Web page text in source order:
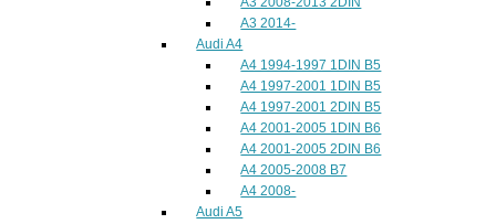
A3 2014-
Audi A4
A4 1994-1997 1DIN B5
A4 1997-2001 1DIN B5
A4 1997-2001 2DIN B5
A4 2001-2005 1DIN B6
A4 2001-2005 2DIN B6
A4 2005-2008 B7
A4 2008-
Audi A5